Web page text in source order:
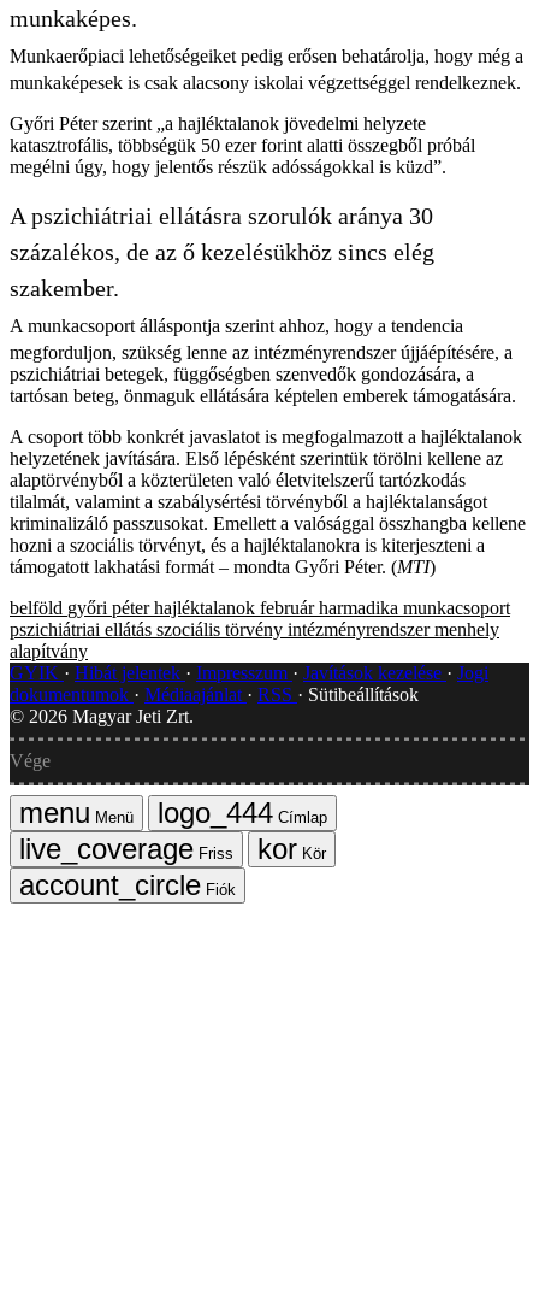
munkaképes.
Munkaerőpiaci lehetőségeiket pedig erősen behatárolja, hogy még a
munkaképesek is csak alacsony iskolai végzettséggel rendelkeznek.
Győri Péter szerint „a hajléktalanok jövedelmi helyzete
katasztrofális, többségük 50 ezer forint alatti összegből próbál
megélni úgy, hogy jelentős részük adósságokkal is küzd”.
A pszichiátriai ellátásra szorulók aránya 30
százalékos, de az ő kezelésükhöz sincs elég
szakember.
A munkacsoport álláspontja szerint ahhoz, hogy a tendencia
megforduljon, szükség lenne az intézményrendszer újjáépítésére, a
pszichiátriai betegek, függőségben szenvedők gondozására, a
tartósan beteg, önmaguk ellátására képtelen emberek támogatására.
A csoport több konkrét javaslatot is megfogalmazott a hajléktalanok
helyzetének javítására. Első lépésként szerintük törölni kellene az
alaptörvényből a közterületen való életvitelszerű tartózkodás
tilalmát, valamint a szabálysértési törvényből a hajléktalanságot
kriminalizáló passzusokat. Emellett a valósággal összhangba kellene
hozni a szociális törvényt, és a hajléktalanokra is kiterjeszteni a
támogatott lakhatási formát – mondta Győri Péter. (MTI)
belföld győri péter hajléktalanok február harmadika munkacsoport
pszichiátriai ellátás szociális törvény intézményrendszer menhely
alapítvány
GYIK
Hibát jelentek Impresszum Javítások kezelése
Jogi
dokumentumok
Médiaajánlat RSS
Sütibeállítások
© 2026 Magyar Jeti Zrt.
Vége
Menü
Címlap
Friss
Kör
Fiók